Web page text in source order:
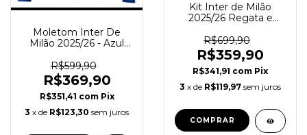
Moletom Inter De
Milão 2025/26 - Azul
R$599,90
R$369,90
R$351,41 com Pix
3 x de R$123,30 sem juros
Kit Inter de Milão
2025/26 Regata e
Preto
R$699,90
R$359,90
R$341,91 com Pix
3 x de R$119,97 sem juros
COMPRAR